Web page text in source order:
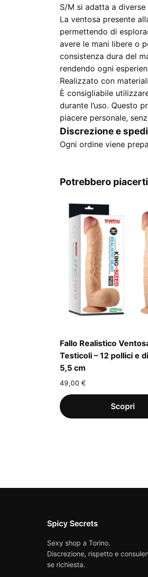
S/M si adatta a diverse
La ventosa presente
permettendo di
avere le mani libere o
consistenza dura del
rendendo ogni
Realizzato con
È consigliabile
durante l’uso. Questo
piacere personale,
Discrezione e
Ogni ordine viene
Potrebbero
Fallo Realistico
Testicoli – 12 pollici e
5,5 cm
49,00 €
Spicy Secrets
Sexy shop a Torino.
Discrezione, rispetto e
se richiesta.